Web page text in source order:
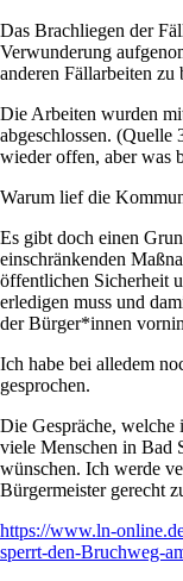
Das Brachliegen der
Verwunderung
anderen Fällarbeiten
Die Arbeiten wurden
abgeschlossen.
wieder offen, aber was
Warum lief die
Es gibt doch einen
einschränkenden
öffentlichen Sicherheit
erledigen muss und
der Bürger*innen
Ich habe bei alledem
gesprochen.
Die Gespräche, welche
viele Menschen in Bad
wünschen. Ich werde
Bürgermeister gerecht
https://www.ln-
sperrt-den-Bruchweg-